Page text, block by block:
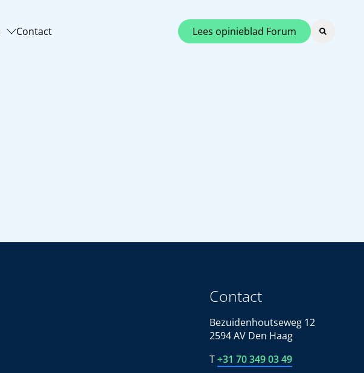
Contact Lees opinieblad Forum
Contact
Bezuidenhoutseweg 12
2594 AV Den Haag
T+31 70 349 03 49